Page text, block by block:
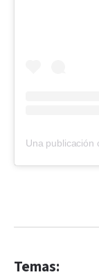
Temas: